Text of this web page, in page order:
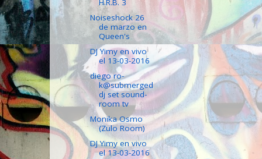
H.R.B. 3
Noiseshock 26
de marzo en
Queen's
DJ Yimy en vivo
el 13-03-2016
diego ro-
k@submerged
dj set sound-
room tv
Monika Osmo
(Zulo Room)
DJ Yimy en vivo
el 13-03-2016